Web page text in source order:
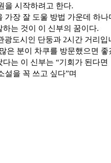
을 시작하려고 한다.
가장 잘 도울 방법 가운데 하나
는 것이 이 신부의 꿈이다.
도시인 단둥과 2시간 거리입
은 분이 차쿠를 방문했으면 좋
는 이 신부는 “기회가 된다면
설을 꼭 쓰고 싶다”며